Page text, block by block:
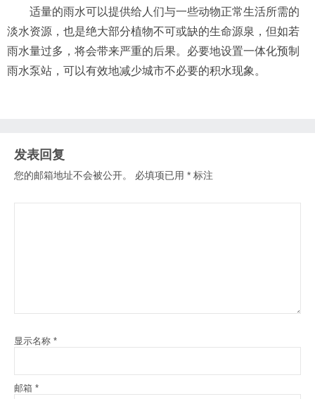
适量的雨水可以提供给人们与一些动物正常生活所需的
淡水资源，也是绝大部分植物不可或缺的生命源泉，但如若
雨水量过多，将会带来严重的后果。必要地设置一体化预制
雨水泵站，可以有效地减少城市不必要的积水现象。
发表回复
您的邮箱地址不会被公开。 必填项已用 * 标注
显示名称 *
邮箱 *